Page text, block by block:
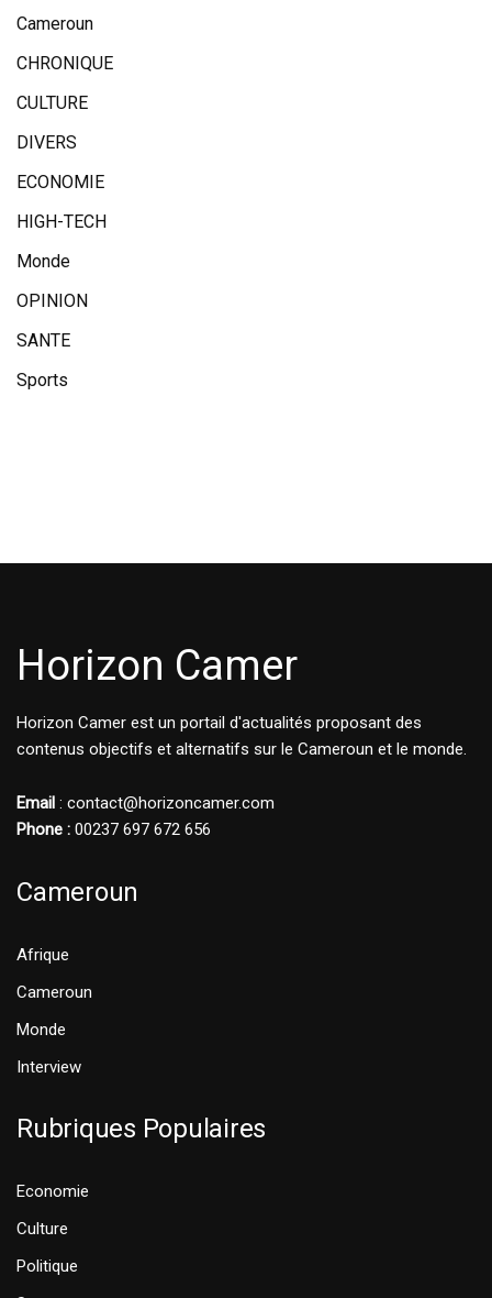
Cameroun
CHRONIQUE
CULTURE
DIVERS
ECONOMIE
HIGH-TECH
Monde
OPINION
SANTE
Sports
Horizon Camer
Horizon Camer est un portail d'actualités proposant des
contenus objectifs et alternatifs sur le Cameroun et le monde.
Email : contact@horizoncamer.com
Phone : 00237 697 672 656
Cameroun
Afrique
Cameroun
Monde
Interview
Rubriques Populaires
Economie
Culture
Politique